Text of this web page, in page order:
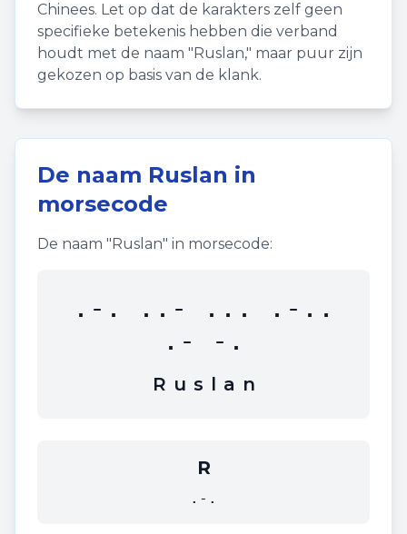
Chinees. Let op dat de karakters zelf geen
specifieke betekenis hebben die verband
houdt met de naam "Ruslan," maar puur zijn
gekozen op basis van de klank.
De naam Ruslan in
morsecode
De naam "Ruslan" in morsecode:
.-. ..- ... .-..
.- -.
R u s l a n
R
.-.